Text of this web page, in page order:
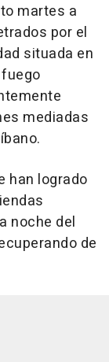
martes a
por el
situada en
mediadas
han logrado
noche del
de